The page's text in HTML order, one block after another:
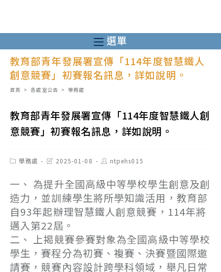
至
主
要
內
選單
教育部青年發展署宣傳「114年度智慧鐵人
創意競賽」初賽報名訊息，詳如說明。
首頁 > 各處室公告 > 學務處
教育部青年發展署宣傳「114年度智慧鐵人創
意競賽」初賽報名訊息，詳如說明。
Post學務處
Post2025-01-08
Post
author:
ntpehs015
一、 為提升全國高級中等學校學生創意及創
造力，並訓練學生將所學知識活用，教育部
自93年起辦理智慧鐵人創意競賽，114年將
邁入第22屆。
二、 上揭競賽參賽對象為全國高級中等學校
學生，賽程分為初賽、複賽、決賽暨國際邀
請賽，競賽內容設計跨學科領域，舉凡日常